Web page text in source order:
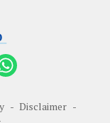
Disclaimer